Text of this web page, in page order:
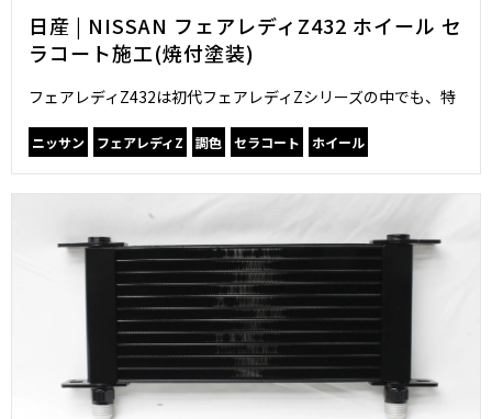
日産 | NISSAN フェアレディZ432 ホイール セ
ラコート施工(焼付塗装)
フェアレディZ432は初代フェアレディZシリーズの中でも、特
ニッサン フェアレディZ 調色 セラコート ホイール